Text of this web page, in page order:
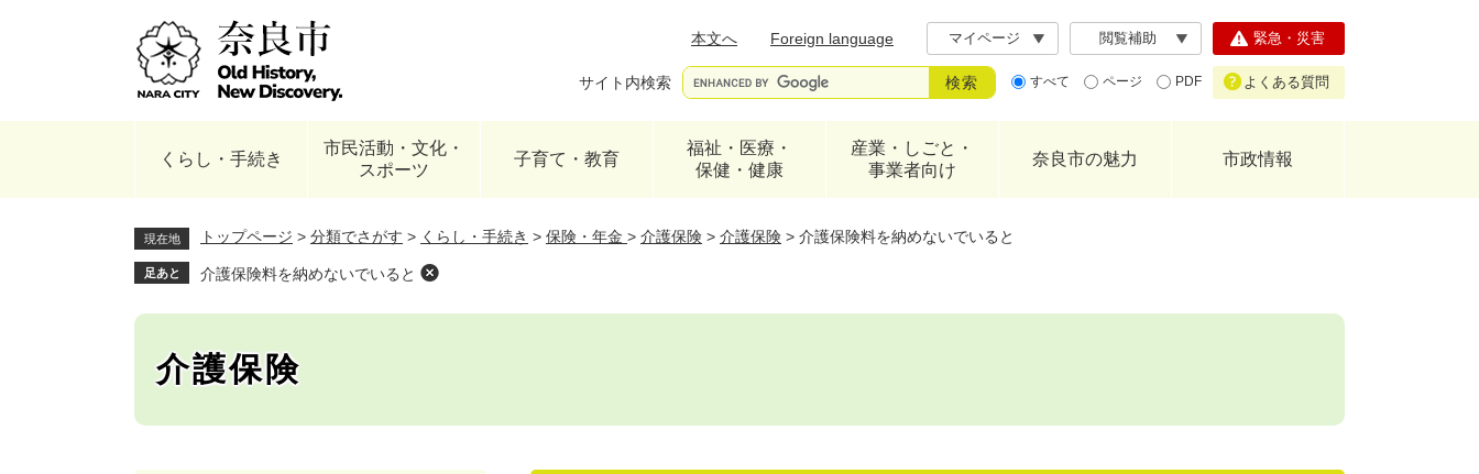
本文へ
Foreign language マイページ 閲覧補助
サイト内検索 すべて ページ PDF
緊急・災害
よくある質問
くらし・手続き
市民活動・文化・
スポーツ
子育て・教育
福祉・医療・
保健・健康
産業・しごと・
事業者向け
奈良市の魅力 市政情報
現在地 トップページ > 分類でさがす > くらし・手続き > 保険・年金 > 介護保険 > 介護保険 > 介護保険料を納めないでいると
足あと 介護保険料を納めないでいると
介護保険